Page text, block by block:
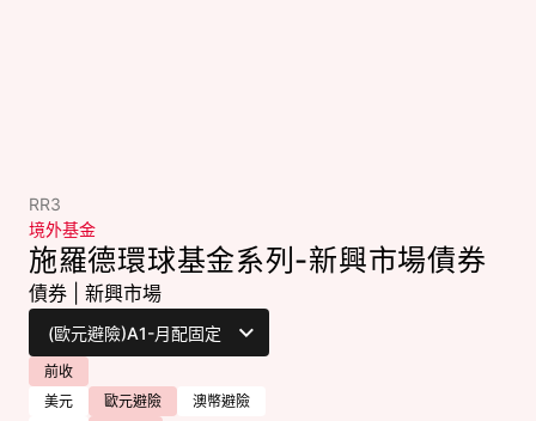
RR3
境外基金
施羅德環球基金系列-新興市場債券
債券 新興市場
前收
美元
歐元避險
澳幣避險